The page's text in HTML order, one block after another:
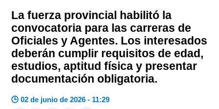
La fuerza provincial habilitó la
convocatoria para las carreras de
Oficiales y Agentes. Los interesados
deberán cumplir requisitos de edad,
estudios, aptitud física y presentar
documentación obligatoria.
🕒 02 de junio de 2026 - 11:29